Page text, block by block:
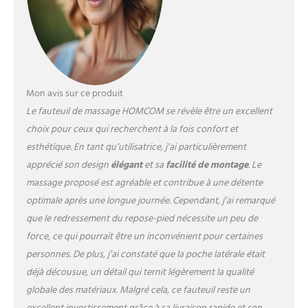
surdimensionné, recouvert
de revêtement synthétique
et d'un rembourrage en
mousse épaisse (dossier de
pour s'allonger et se
détendre. TÉLÉCOMMANDE
& POCHE DE RANGEMENT :
fauteuil massant relaxant
avec télécommande
programmable (durée
massage, mode, intensité)
incluse - Poche de
rangement latérale
(télécommande, journal,
programme TV, etc...)
CONCEPTION, FABRICATION
DE QUALITÉ : châssis en acier
robuste, structure en bois :
Mon avis sur ce produit
Le fauteuil de massage HOMCOM se révèle être un excellent
choix pour ceux qui recherchent à la fois confort et
esthétique. En tant qu’utilisatrice, j’ai particulièrement
apprécié son designélégantet safacilité de montage. Le
massage proposé est agréable et contribue à une détente
optimale après une longue journée. Cependant, j’ai remarqué
que le redressement du repose-pied nécessite un peu de
force, ce qui pourrait être un inconvénient pour certaines
personnes. De plus, j’ai constaté que la poche latérale était
déjà décousue, un détail qui ternit légèrement la qualité
globale des matériaux. Malgré cela, ce fauteuil reste un